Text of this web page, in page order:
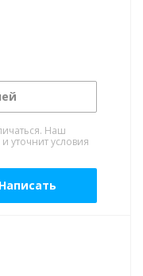
Наш
уточнит условия
Написать